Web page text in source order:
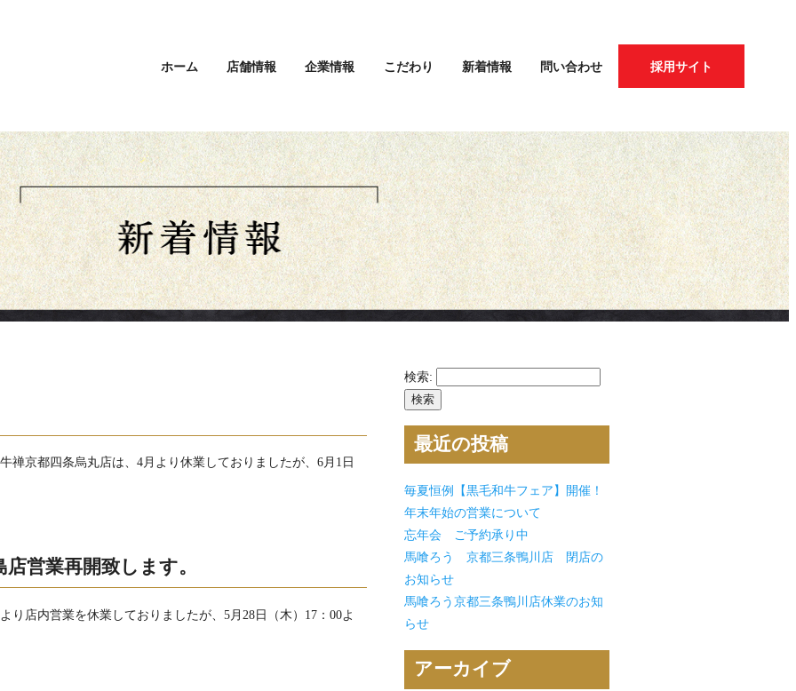
ホーム 店舗情報 企業情報 こだわり 新着情報 問い合わせ 採用サイト
禅京都四条烏丸店は、4月より休業しておりましたが、6月1日
営業再開致します。
り店内営業を休業しておりましたが、5月28日（木）17：00よ
検索:
最近の投稿
毎夏恒例【黒毛和牛フェア】開催！
年末年始の営業について
忘年会 ご予約承り中
馬喰ろう 京都三条鴨川店 閉店の
お知らせ
馬喰ろう京都三条鴨川店休業のお知
らせ
アーカイブ